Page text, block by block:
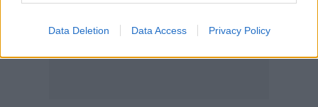
Data Deletion Data Access Privacy Policy